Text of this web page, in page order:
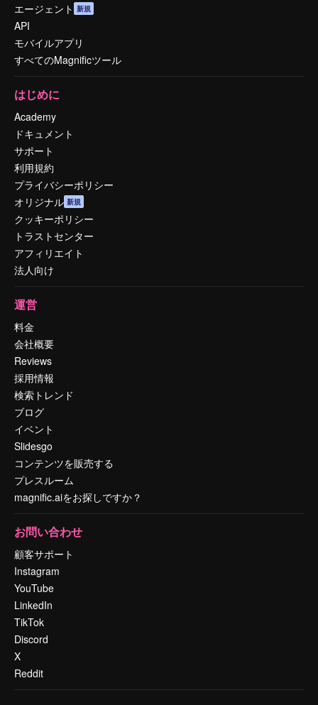
エージェント 新規
API
モバイルアプリ
すべてのMagnificツール
はじめに
Academy
ドキュメント
サポート
利用規約
プライバシーポリシー
オリジナル 新規
クッキーポリシー
トラストセンター
アフィリエイト
法人向け
運営
料金
会社概要
Reviews
採用情報
検索トレンド
ブログ
イベント
Slidesgo
コンテンツを販売する
プレスルーム
magnific.aiをお探しですか？
お問い合わせ
顧客サポート
Instagram
YouTube
LinkedIn
TikTok
Discord
X
Reddit